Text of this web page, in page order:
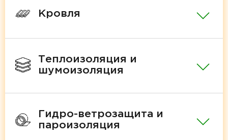
Кровля
Теплоизоляция и
шумоизоляция
Гидро-ветрозащита и
пароизоляция